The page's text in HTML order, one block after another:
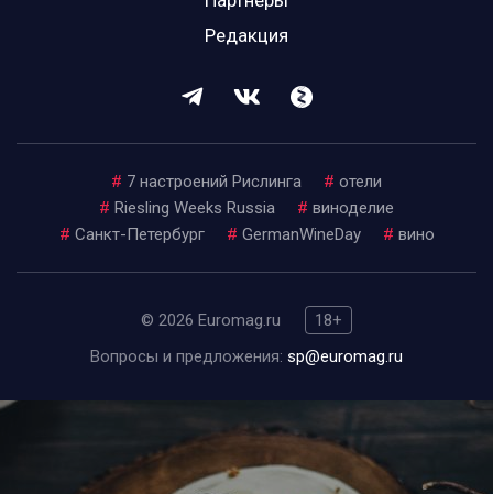
Редакция
# 7 настроений Рислинга # отели
# Riesling Weeks Russia # виноделие
# Санкт-Петербург # GermanWineDay # вино
© 2026 Euromag.ru
18+
Вопросы и предложения: sp@euromag.ru